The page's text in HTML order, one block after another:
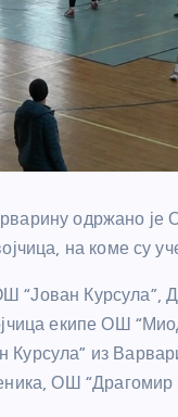
одржано је
на коме су
Курсула”,
екипе ОШ
из
ОШ